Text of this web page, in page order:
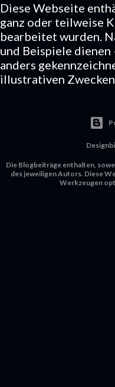
Diese Webseite
ganz oder teilweise
bearbeitet wurden.
und Beispiele
anders
illustrativen
Die Blogbeiträge enthalten,
des jeweiligen Autors. Diese
Werkzeugen